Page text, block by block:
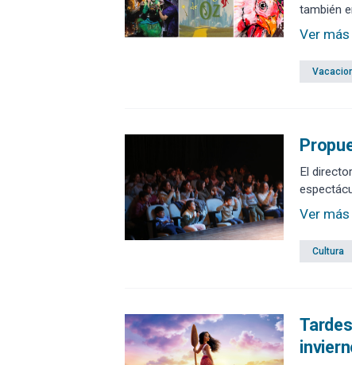
también
Ver más
El
Ver más
Cultura